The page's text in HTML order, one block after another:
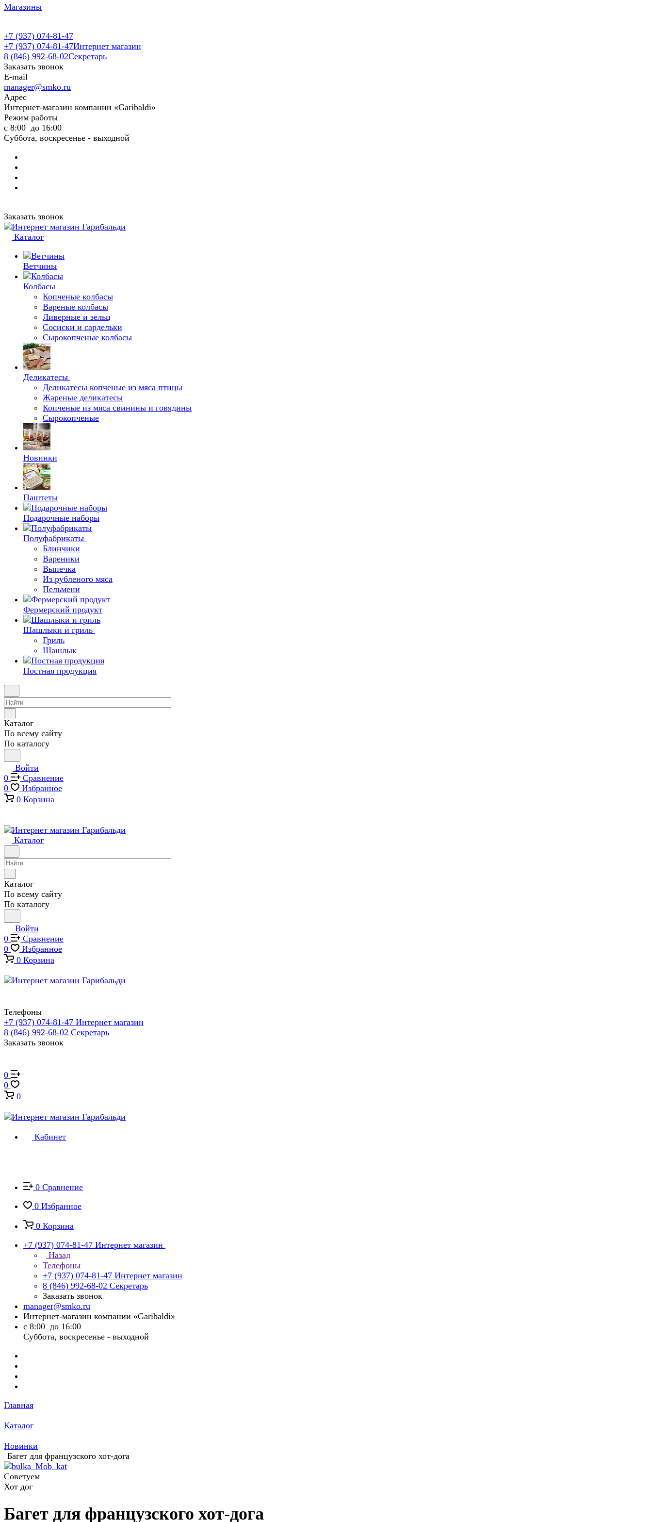
Магазины
+7 (937) 074-81-47
+7 (937) 074-81-47Интернет магазин
8 (846) 992-68-02Секретарь
Заказать звонок
E-mail
manager@smko.ru
Адрес
Интернет-магазин компании «Garibaldi»
Режим работы
с 8:00 до 16:00
Суббота, воскресенье - выходной
Заказать звонок
Каталог
Ветчины
Колбасы
Копченые колбасы
Вареные колбасы
Ливерные и зельц
Сосиски и сардельки
Сырокопченые колбасы
Деликатесы
Деликатесы копченые из мяса птицы
Жареные деликатесы
Копченые из мяса свинины и говядины
Сырокопченые
Новинки
Паштеты
Подарочные наборы
Полуфабрикаты
Блинчики
Вареники
Выпечка
Из рубленого мяса
Пельмени
Фермерский продукт
Шашлыки и гриль
Гриль
Шашлык
Постная продукция
Каталог
По всему сайту
По каталогу
Войти
0
Сравнение
0
Избранное
0 Корзина
Каталог
Каталог
По всему сайту
По каталогу
Войти
0
Сравнение
0
Избранное
0 Корзина
Телефоны
+7 (937) 074-81-47 Интернет магазин
8 (846) 992-68-02 Секретарь
Заказать звонок
0
0
0
Кабинет
0 Сравнение
0 Избранное
0 Корзина
+7 (937) 074-81-47 Интернет магазин
Назад
Телефоны
+7 (937) 074-81-47 Интернет магазин
8 (846) 992-68-02 Секретарь
Заказать звонок
manager@smko.ru
Интернет-магазин компании «Garibaldi»
с 8:00 до 16:00
Суббота, воскресенье - выходной
Главная
Каталог
Новинки
Багет для французского хот-дога
Советуем
Хот дог
Багет для французского хот-дога